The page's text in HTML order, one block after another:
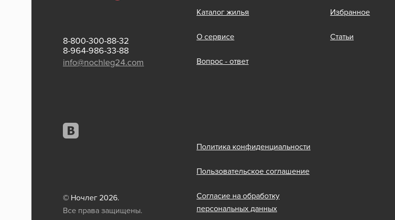
8-800-300-88-32
8-964-986-33-88
info@nochleg24.com
Каталог жилья
О сервисе
Вопрос - ответ
Избранное
Статьи
© Ночлег 2026.
Все права защищены.
Политика конфиденциальности
Пользовательское соглашение
Согласие на обработку
персональных данных